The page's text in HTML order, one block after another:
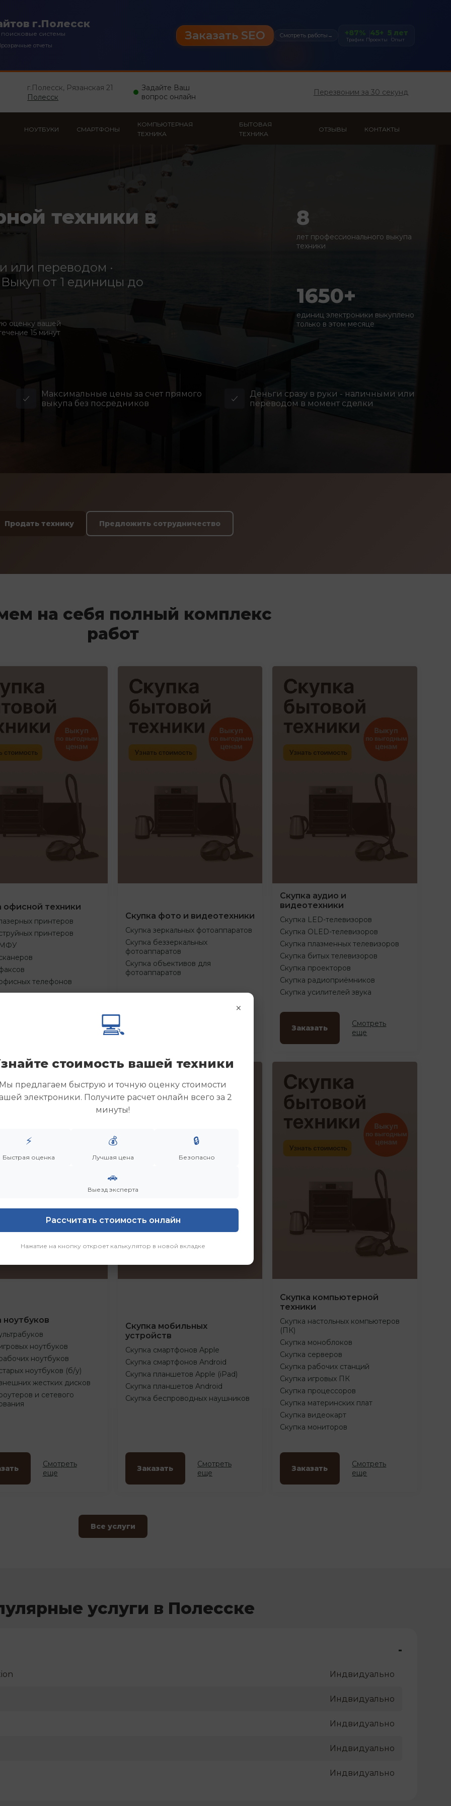
г.Полесск
системы
отчеты
Заказать SEO Смотреть работы → +87%
Трафик
45+
Проекты
5 лет
Опыт
г.Полесск, Рязанская 21
Полесск
Задайте Ваш
вопрос онлайн
Перезвоним за 30 секунд
НОУТБУКИ СМАРТФОНЫ
КОМПЬЮТЕРНАЯ
ТЕХНИКА
БЫТОВАЯ
ТЕХНИКА
ОТЗЫВЫ КОНТАКТЫ
техники в
или переводом ·
от 1 единицы до
оценку вашей
15 минут
8
лет профессионального выкупа
техники
1650+
единиц электроники выкуплено
только в этом месяце
Максимальные цены за счет прямого
выкупа без посредников
Деньги сразу в руки - наличными или
переводом в момент сделки
Продать технику Предложить сотрудничество
на себя полный комплекс
работ
офисной техники
принтеров
принтеров
МФУ
телефонов
Скупка фото и видеотехники
Скупка зеркальных фотоаппаратов
Скупка беззеркальных
фотоаппаратов
Скупка объективов для
фотоаппаратов
Скупка аудио и
видеотехники
Скупка LED-телевизоров
Скупка OLED-телевизоров
Скупка плазменных телевизоров
Скупка битых телевизоров
Скупка проекторов
Скупка радиоприёмников
Скупка усилителей звука
Заказать
Смотреть
еще
ноутбуков
ноутбуков
ноутбуков
ноутбуков (б/у)
жестких дисков
и сетевого
Смотреть
еще
Скупка мобильных
устройств
Скупка смартфонов Apple
Скупка смартфонов Android
Скупка планшетов Apple (iPad)
Скупка планшетов Android
Скупка беспроводных наушников
Заказать
Смотреть
еще
Скупка компьютерной
техники
Скупка настольных компьютеров
(ПК)
Скупка моноблоков
Скупка серверов
Скупка рабочих станций
Скупка игровых ПК
Скупка процессоров
Скупка материнских плат
Скупка видеокарт
Скупка мониторов
Заказать
Смотреть
еще
Все услуги
услуги в Полесске
-
Индвидуально
Индвидуально
Индвидуально
Индвидуально
Индвидуально
×
💻
стоимость вашей техники
предлагаем быструю и точную оценку стоимости
электроники. Получите расчет онлайн всего за 2
минуты!
⚡
Быстрая оценка
💰
Лучшая цена
🔒
Безопасно
🚗
Выезд эксперта
Рассчитать стоимость онлайн
Нажатие на кнопку откроет калькулятор в новой вкладке